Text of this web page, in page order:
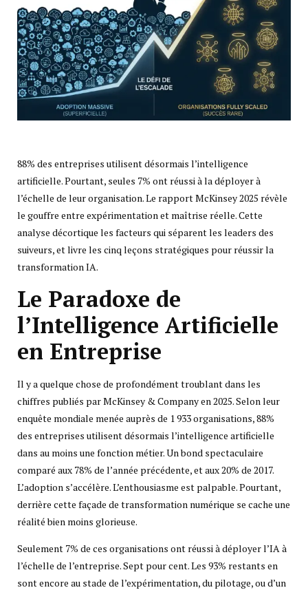
88% des entreprises utilisent désormais l’intelligence
artificielle. Pourtant, seules 7% ont réussi à la déployer à
l’échelle de leur organisation. Le rapport McKinsey 2025 révèle
le gouffre entre expérimentation et maîtrise réelle. Cette
analyse décortique les facteurs qui séparent les leaders des
suiveurs, et livre les cinq leçons stratégiques pour réussir la
transformation IA.
Le Paradoxe de
l’Intelligence Artificielle
en Entreprise
Il y a quelque chose de profondément troublant dans les
chiffres publiés par McKinsey & Company en 2025. Selon leur
enquête mondiale menée auprès de 1 933 organisations, 88%
des entreprises utilisent désormais l’intelligence artificielle
dans au moins une fonction métier. Un bond spectaculaire
comparé aux 78% de l’année précédente, et aux 20% de 2017.
L’adoption s’accélère. L’enthousiasme est palpable. Pourtant,
derrière cette façade de transformation numérique se cache une
réalité bien moins glorieuse.
Seulement 7% de ces organisations ont réussi à déployer l’IA à
l’échelle de l’entreprise. Sept pour cent. Les 93% restants en
sont encore au stade de l’expérimentation, du pilotage, ou d’un